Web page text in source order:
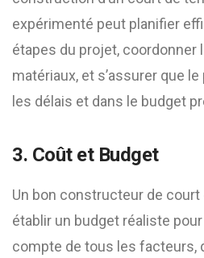
expérimenté peut planifier
étapes du projet, coordonner
matériaux, et s’assurer que
les délais et dans le budget
3. Coût et Budget
Un bon constructeur de court
établir un budget réaliste
compte de tous les facteurs,